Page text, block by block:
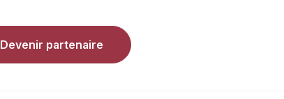
Devenir partenaire